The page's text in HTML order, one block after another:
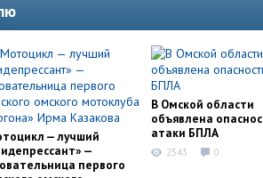
— лучший
—
первого
В Омской области
объявлена
атаки БПЛА
2543 0